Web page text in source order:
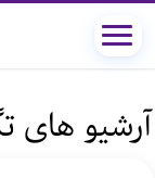
آرشیو های